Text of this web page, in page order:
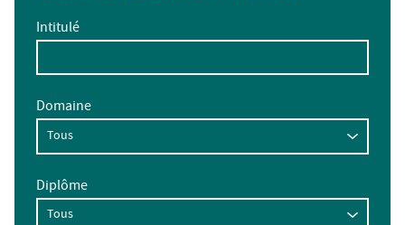
Intitulé
Domaine
Diplôme